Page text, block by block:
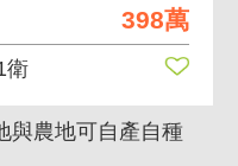
398萬
衛